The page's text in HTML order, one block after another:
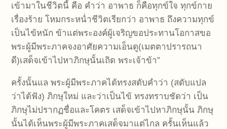
เข้ามาในชีวิตนี้ คือ คำว่า อาพาธ ก็คือทุกข์ใจ ทุกข์กาย
เรื่องร้าย โหมกระหน่ำชีวิตเรียกว่า อาพาธ ถึงความทุกข์
เป็นไข้หนัก ข้าแต่พระองค์ผู้เจริญขอประทานโอกาสขอ
พระผู้มีพระภาคจงอาศัยความเอ็นดู(เมตตาปรารถนา
ดี)เสด็จเข้าไปหาภิกษุนั้นเถิด พระเจ้าข้า”
ครั้งนั้นแล พระผู้มีพระภาคได้ทรงสดับคำว่า (สดับแปล
ว่าได้ฟัง) ภิกษุใหม่ และว่าเป็นไข้ ทรงทราบชัดว่า เป็น
ภิกษุไม่ปรากฏชื่อและโคตร เสด็จเข้าไปหาภิกษุนั้น ภิกษุ
นั้นได้เห็นพระผู้มีพระภาคเสด็จมาแต่ไกล ครั้นเห็นแล้ว